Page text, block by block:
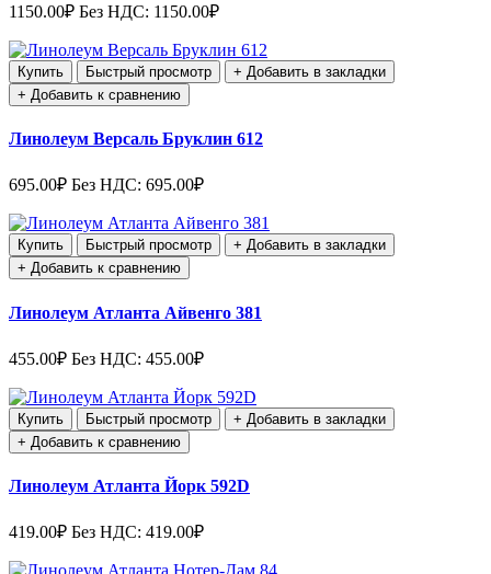
1150.00₽ Без НДС: 1150.00₽
Купить Быстрый просмотр
+ Добавить в закладки
+ Добавить к сравнению
Линолеум Версаль Бруклин 612
695.00₽ Без НДС: 695.00₽
Купить Быстрый просмотр
+ Добавить в закладки
+ Добавить к сравнению
Линолеум Атланта Айвенго 381
455.00₽ Без НДС: 455.00₽
Купить Быстрый просмотр
+ Добавить в закладки
+ Добавить к сравнению
Линолеум Атланта Йорк 592D
419.00₽ Без НДС: 419.00₽